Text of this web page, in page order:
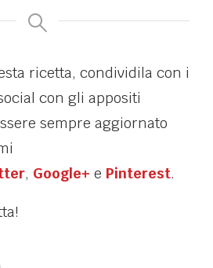
ricetta, condividila con i
con gli appositi
sempre aggiornato
, Google+ e Pinterest.